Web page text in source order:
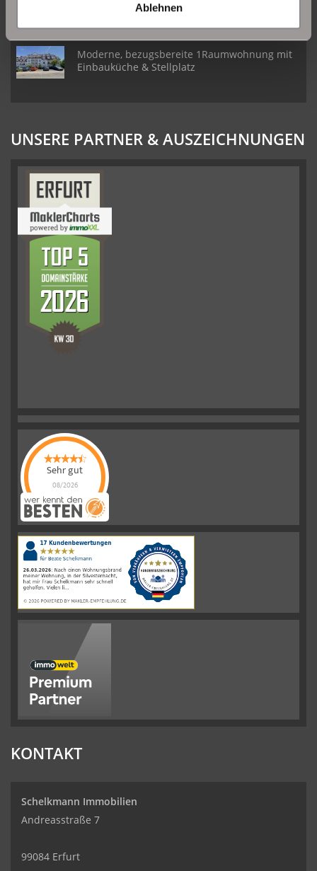
Ablehnen
Moderne, bezugsbereite 1Raumwohnung mit
Einbauküche & Stellplatz
UNSERE PARTNER & AUSZEICHNUNGEN
Sehr gut
08/2026
Schelkmann
Immobilienhat
|110Schelkmann
ImmobilienBewertungen
auf
werkenntdenBESTEN.de
KONTAKT
Schelkmann Immobilien
Andreasstraße 7
99084 Erfurt